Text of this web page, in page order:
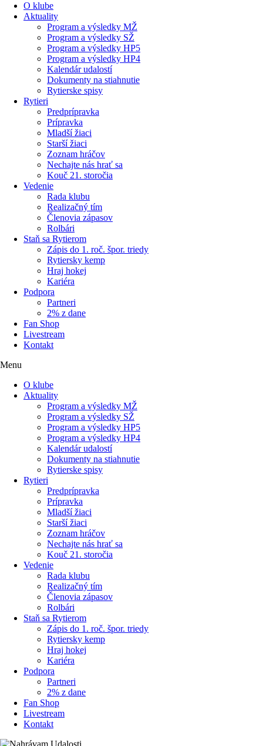
O klube
Aktuality
Program a výsledky MŽ
Program a výsledky SŽ
Program a výsledky HP5
Program a výsledky HP4
Kalendár udalostí
Dokumenty na stiahnutie
Rytierske spisy
Rytieri
Predprípravka
Prípravka
Mladší žiaci
Starší žiaci
Zoznam hráčov
Nechajte nás hrať sa
Kouč 21. storočia
Vedenie
Rada klubu
Realizačný tím
Členovia zápasov
Rolbári
Staň sa Rytierom
Zápis do 1. roč. špor. triedy
Rytiersky kemp
Hraj hokej
Kariéra
Podpora
Partneri
2% z dane
Fan Shop
Livestream
Kontakt
Menu
O klube
Aktuality
Program a výsledky MŽ
Program a výsledky SŽ
Program a výsledky HP5
Program a výsledky HP4
Kalendár udalostí
Dokumenty na stiahnutie
Rytierske spisy
Rytieri
Predprípravka
Prípravka
Mladší žiaci
Starší žiaci
Zoznam hráčov
Nechajte nás hrať sa
Kouč 21. storočia
Vedenie
Rada klubu
Realizačný tím
Členovia zápasov
Rolbári
Staň sa Rytierom
Zápis do 1. roč. špor. triedy
Rytiersky kemp
Hraj hokej
Kariéra
Podpora
Partneri
2% z dane
Fan Shop
Livestream
Kontakt